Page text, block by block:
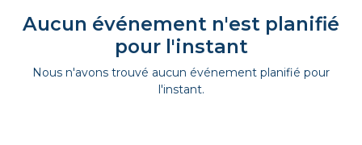
Aucun événement n'est planifié
pour l'instant
Nous n'avons trouvé aucun événement planifié pour
l'instant.